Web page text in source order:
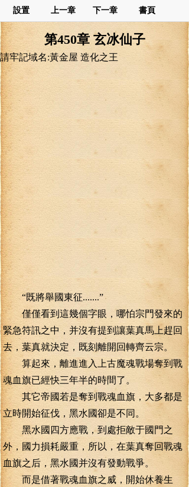
設置 上一章 下一章 書頁
第450章 玄冰仙子
請牢記域名:黃金屋 造化之王
“既將舉國東征.......”
僅僅看到這幾個字眼，哪怕宗門發來的
緊急符訊之中，并沒有提到讓葉真馬上趕回
去，葉真就決定，既刻離開回轉齊云宗。
算起來，離進進入上古魔魂戰場奪到戰
魂血旗已經快三年半的時間了。
其它帝國若是奪到戰魂血旗，大多都是
立時開始征伐，黑水國卻是不同。
黑水國四方應戰，到處拒敵于國門之
外，國力損耗嚴重，所以，在葉真奪回戰魂
血旗之后，黑水國并沒有發動戰爭。
而是借著戰魂血旗之威，開始休養生